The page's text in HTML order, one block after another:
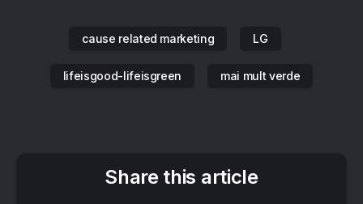
cause related marketing LG
lifeisgood-lifeisgreen mai mult verde
Share this article